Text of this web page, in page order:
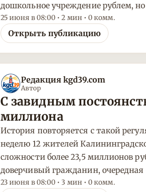
дошкольное учреждение рублем,
25 июня в 08:00 • 2 мин • 0 комм.
Открыть публикацию
Редакция kgd39.com
Автор
С завидным
миллиона
История повторяется с такой
неделю 12 жителей
сложности более 23,5 миллионов
доверчивый гражданин,
23 июня в 08:00 • 3 мин • 0 комм.